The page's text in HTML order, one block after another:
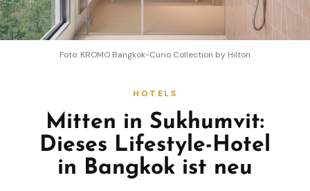
Foto: KROMO Bangkok-Curio Collection by Hilton
HOTELS
Mitten in Sukhumvit:
Dieses Lifestyle-Hotel
in Bangkok ist neu